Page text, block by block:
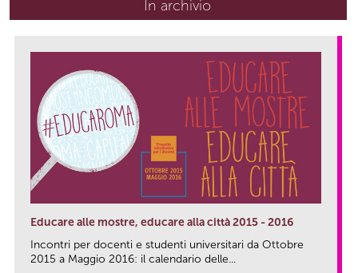
In archivio
Educare alle mostre, educare alla città 2015 - 2016
Incontri per docenti e studenti universitari da Ottobre
2015 a Maggio 2016: il calendario delle...